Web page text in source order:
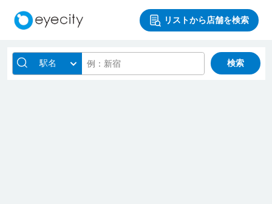
リストから店舗を検索
駅名 検索